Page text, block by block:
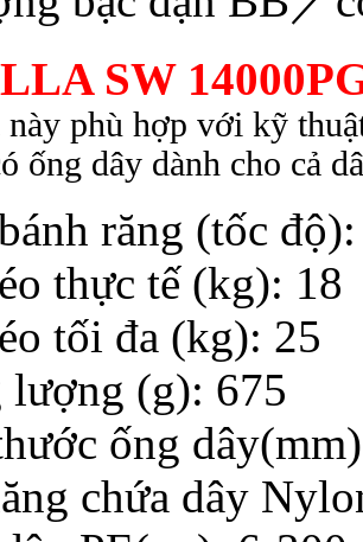
SW
phù hợp với kỹ
ống dây dành cho cả
răng (tốc
thực tế (kg): 18
tối đa (kg): 25
lượng (g): 675
ống
chứa dây